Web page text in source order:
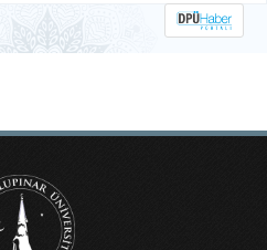
geçirilen iş birliği kapsamında misafir
öğrenciler yaz okulunda ağırlanıyor.